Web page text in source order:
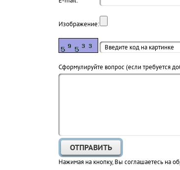
Изображение:
Cформулируйте вопрос (если требуется
Нажимая на кнопку, Вы соглашаетесь на